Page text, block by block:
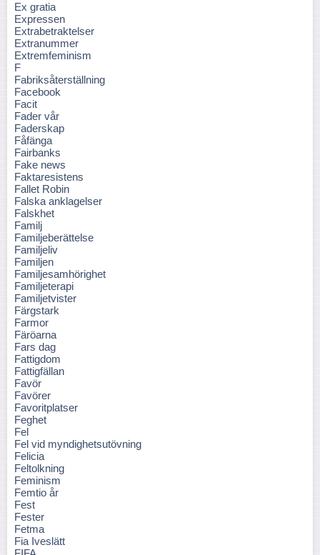
Ex gratia
Expressen
Extrabetraktelser
Extranummer
Extremfeminism
F
Fabriksåterställning
Facebook
Facit
Fader vår
Faderskap
Fåfänga
Fairbanks
Fake news
Faktaresistens
Fallet Robin
Falska anklagelser
Falskhet
Familj
Familjeberättelse
Familjeliv
Familjen
Familjesamhörighet
Familjeterapi
Familjetvister
Färgstark
Farmor
Färöarna
Fars dag
Fattigdom
Fattigfällan
Favör
Favörer
Favoritplatser
Feghet
Fel
Fel vid myndighetsutövning
Felicia
Feltolkning
Feminism
Femtio år
Fest
Fester
Fetma
Fia Iveslätt